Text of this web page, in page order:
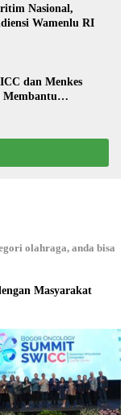
Nasional,
Wamenlu RI
dan Menkes
Membantu
olahraga, anda bisa
Masyarakat